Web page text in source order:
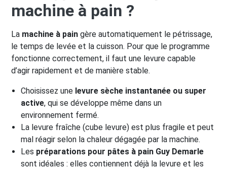
machine à pain ?
La machine à pain gère automatiquement le pétrissage,
le temps de levée et la cuisson. Pour que le programme
fonctionne correctement, il faut une levure capable
d’agir rapidement et de manière stable.
Choisissez une levure sèche instantanée ou super
active, qui se développe même dans un
environnement fermé.
La levure fraîche (cube levure) est plus fragile et peut
mal réagir selon la chaleur dégagée par la machine.
Les préparations pour pâtes à pain Guy Demarle
sont idéales : elles contiennent déjà la levure et les